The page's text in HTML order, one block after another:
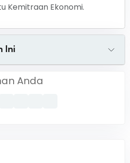
Kemitraan Ekonomi.
Ini
Anda